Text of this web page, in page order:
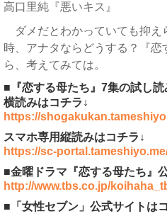
高口里純『悪いキス』
ダメだとわかっていても抑え
時、アナタならどうする？『
ら、考えてみては。
■『恋する母たち』7集の試し読
横読みはコチラ↓
https://
スマホ専用縦読みはコチラ↓
https://sc-
■金曜ドラマ『恋する母たち』
http://www.tbs.co.jp/
■「女性セブン」公式サイトは